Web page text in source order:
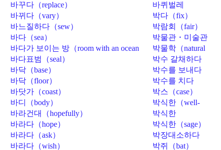
바꾸다（replace）
바뀌다（vary）
바느질하다（sew）
바다（sea）
바다가 보이는 방（room with an ocean
view）
바다표범（seal）
바닥（base）
바닥（floor）
바닷가（coast）
바디（body）
바라건대（hopefully）
바라다（hope）
바라다（ask）
바라다（wish）
바퀴벌레
（roach）
박다（fix）
박람회（fair）
박물관・미술관
책임자（curator）
박물학（natural
history）
박수 갈채하다
（applaud）
박수를 보내다
（applaud）
박수를 치다
（applaud）
박스（case）
박식한（well-
read）
박식한
（knowledgeable）
박식한（sage）
박장대소하다
（lol）
박쥐（bat）